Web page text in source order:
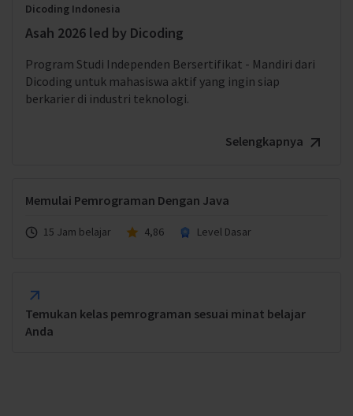
Dicoding Indonesia
Asah 2026 led by Dicoding
Program Studi Independen Bersertifikat - Mandiri dari
Dicoding untuk mahasiswa aktif yang ingin siap
berkarier di industri teknologi.
Selengkapnya
Memulai Pemrograman Dengan Java
15 Jam belajar 4,86 Level Dasar
Temukan kelas pemrograman sesuai minat belajar
Anda